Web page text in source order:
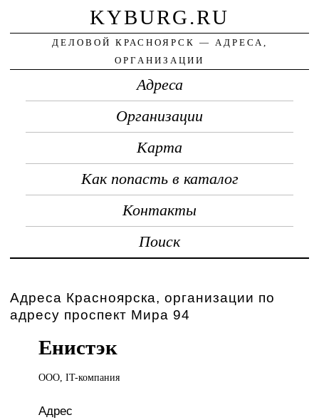
KYBURG.RU
ДЕЛОВОЙ КРАСНОЯРСК — АДРЕСА,
ОРГАНИЗАЦИИ
Адреса
Организации
Карта
Как попасть в каталог
Контакты
Поиск
Адреса Красноярска, организации по
адресу проспект Мира 94
Енистэк
ООО, IT-компания
Адрес